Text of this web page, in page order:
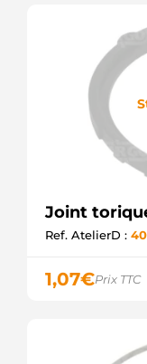
Joint
Ref. AtelierD :
1,07€Prix TTC